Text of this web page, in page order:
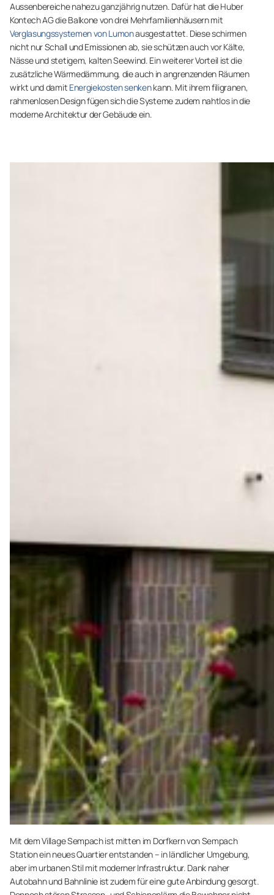
Aussenbereiche nahezu ganzjährig nutzen. Dafür hat die Huber
Kontech AG die Balkone von drei Mehrfamilienhäusern mit
Verglasungssystemen von Lumonausgestattet. Diese schirmen
nicht nur Schall und Emissionen ab, sie schützen auch vor Kälte,
Nässe und stetigem, kalten Seewind. Ein weiterer Vorteil ist die
zusätzliche Wärmedämmung, die auch in angrenzenden Räumen
wirkt und damit Energiekosten senkenkann. Mit ihrem filigranen,
rahmenlosen Design fügen sich die Systeme zudem nahtlos in die
moderne Architektur der Gebäude ein.
Mit dem Village Sempach ist mitten im Dorfkern von Sempach
Station ein neues Quartier entstanden – in ländlicher Umgebung,
aber im urbanen Stil mit moderner Infrastruktur. Dank naher
Autobahn und Bahnlinie ist zudem für eine gute Anbindung gesorgt.